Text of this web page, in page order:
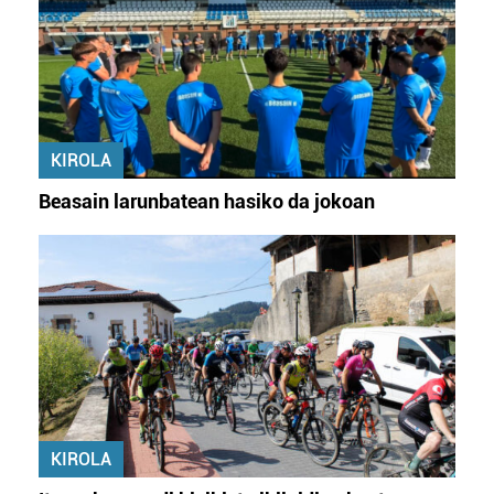
KIROLA
Beasain larunbatean hasiko da jokoan
KIROLA